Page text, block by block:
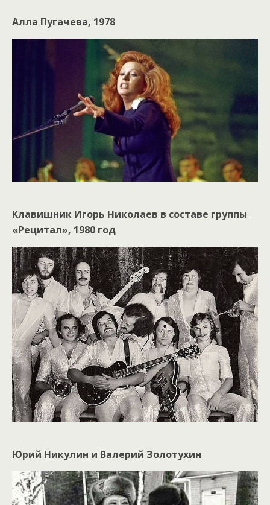
Алла Пугачева, 1978
Клавишник Игорь Николаев в составе группы
«Рецитал», 1980 год
Юрий Никулин и Валерий Золотухин